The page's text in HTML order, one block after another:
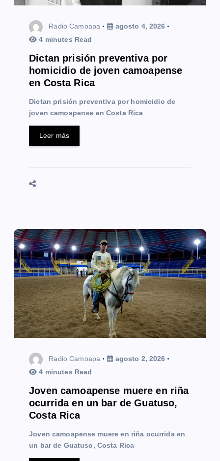
Radio Camoapa
agosto 4, 2026
4 minutes Read
Dictan prisión preventiva por
homicidio de joven camoapense
en Costa Rica
Dictan prisión preventiva por homicidio de
joven camoapense en Costa Rica
Leer más
Radio Camoapa
agosto 2, 2026
4 minutes Read
Joven camoapense muere en riña
ocurrida en un bar de Guatuso,
Costa Rica
Joven camoapense muere en riña ocurrida en
un bar de Guatuso, Costa Rica